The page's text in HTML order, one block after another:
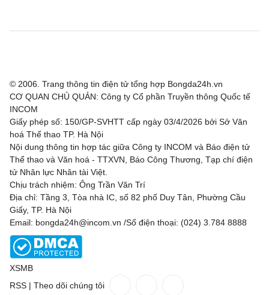
© 2006. Trang thông tin điện tử tổng hợp Bongda24h.vn
CƠ QUAN CHỦ QUẢN: Công ty Cổ phần Truyền thông Quốc tế
INCOM
Giấy phép số: 150/GP-SVHTT cấp ngày 03/4/2026 bởi Sở Văn
hoá Thể thao TP. Hà Nội
Nội dung thông tin hợp tác giữa Công ty INCOM và Báo điện tử
Thể thao và Văn hoá - TTXVN, Báo Công Thương, Tạp chí điện
tử Nhân lực Nhân tài Việt.
Chịu trách nhiệm: Ông Trần Văn Trí
Địa chỉ: Tầng 3, Tòa nhà IC, số 82 phố Duy Tân, Phường Cầu
Giấy, TP. Hà Nội
Email: bongda24h@incom.vn /Số điện thoại: (024) 3.784 8888
XSMB
RSS | Theo dõi chúng tôi